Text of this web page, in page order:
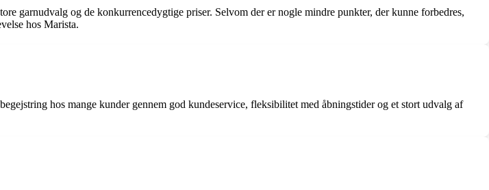
garnudvalg og de konkurrencedygtige priser. Selvom der er nogle mindre punkter, der kunne forbedres,
hos Marista.
hos mange kunder gennem god kundeservice, fleksibilitet med åbningstider og et stort udvalg af